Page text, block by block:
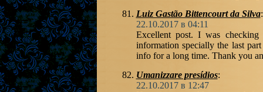
Luiz Gastão Bittencourt da Silva:
22.10.2017 в 04:11
Excellent post. I was
information specially the last
info for a long time. Thank you
Umanizzare presídios:
22.10.2017 в 12:47